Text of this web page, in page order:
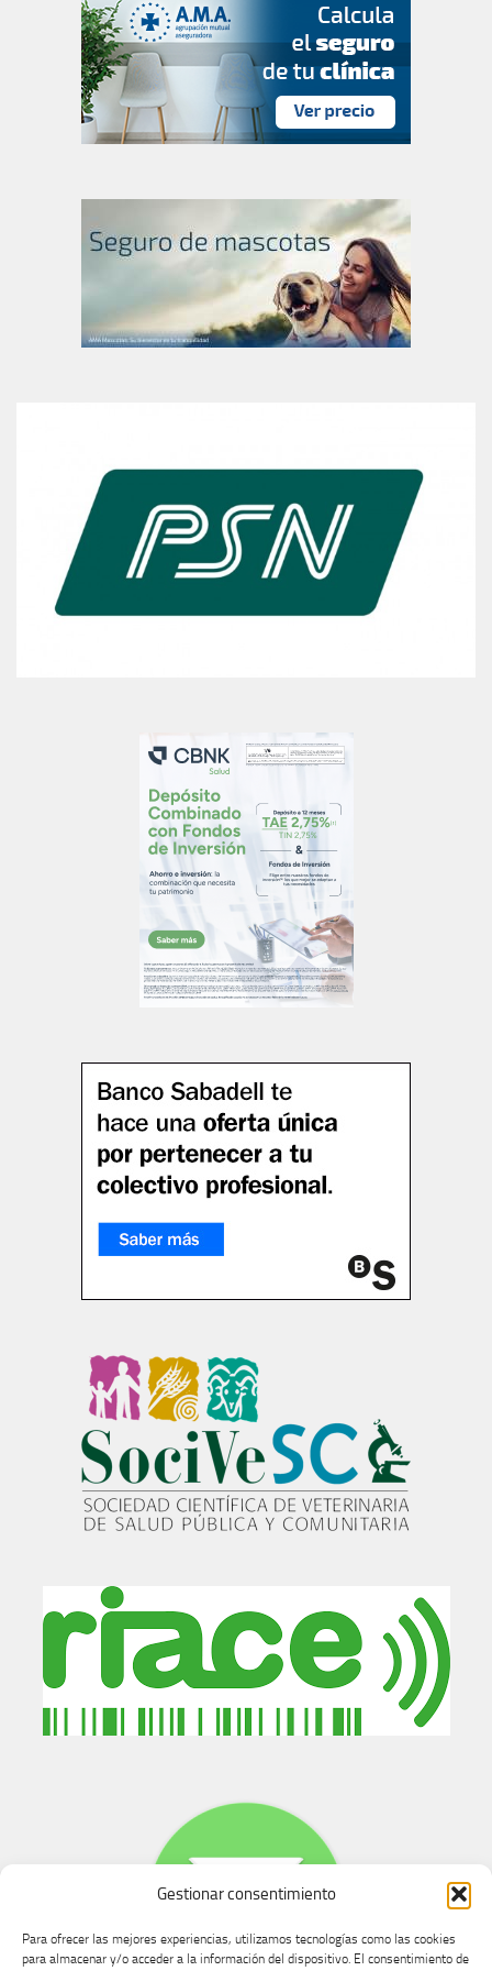
Gestionar consentimiento
Para ofrecer las mejores experiencias, utilizamos tecnologías como las cookies
para almacenar y/o acceder a la información del dispositivo. El consentimiento de